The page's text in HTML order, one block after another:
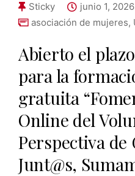
Sticky junio 1, 2026
asociación de mujeres,
Abierto el
para la
gratuita
Online del
Perspectiva de
Junt@s,